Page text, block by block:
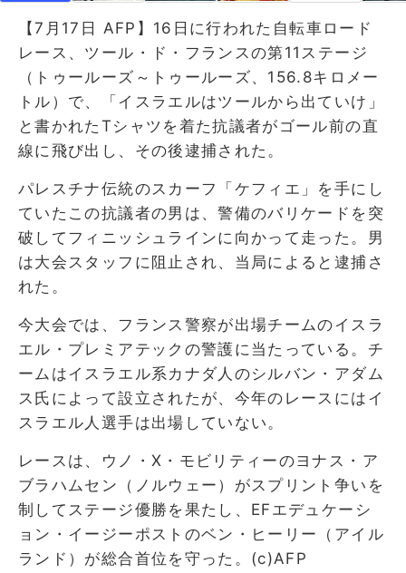
【7月17日 AFP】16日に行われた自転車ロード
レース、ツール・ド・フランスの第11ステージ
（トゥールーズ～トゥールーズ、156.8キロメー
トル）で、「イスラエルはツールから出ていけ」
と書かれたTシャツを着た抗議者がゴール前の直
線に飛び出し、その後逮捕された。
パレスチナ伝統のスカーフ「ケフィエ」を手にし
ていたこの抗議者の男は、警備のバリケードを突
破してフィニッシュラインに向かって走った。男
は大会スタッフに阻止され、当局によると逮捕さ
れた。
今大会では、フランス警察が出場チームのイスラ
エル・プレミアテックの警護に当たっている。チ
ームはイスラエル系カナダ人のシルバン・アダム
ス氏によって設立されたが、今年のレースにはイ
スラエル人選手は出場していない。
レースは、ウノ・X・モビリティーのヨナス・ア
ブラハムセン（ノルウェー）がスプリント争いを
制してステージ優勝を果たし、EFエデュケーシ
ョン・イージーポストのベン・ヒーリー（アイル
ランド）が総合首位を守った。(c)AFP